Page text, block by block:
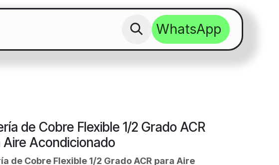
de Cobre ACR para Aire Acondicionado
WhatsApp​​​
de Cobre Flexible 1/2 Grado ACR
Aire Acondicionado
de Cobre Flexible 1/2 Grado ACR para Aire